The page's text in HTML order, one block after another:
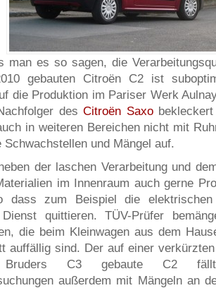
man es so sagen, die
gebauten Citroën C2 ist
die Produktion im Pariser Werk
desCitroën Saxo
in weiteren Bereichen nicht mit
Schwachstellen und Mängel auf.
der laschen Verarbeitung und
im Innenraum auch gerne
dass zum Beispiel die elektrischen
quittieren. TÜV-Prüfer
die beim Kleinwagen aus dem
auffällig sind. Der auf einer
Bruders C3 gebaute C2
außerdem mit Mängeln an